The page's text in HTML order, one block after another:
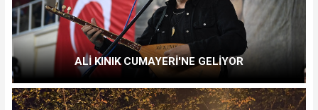
ALİ KINIK CUMAYERİ'NE GELİYOR